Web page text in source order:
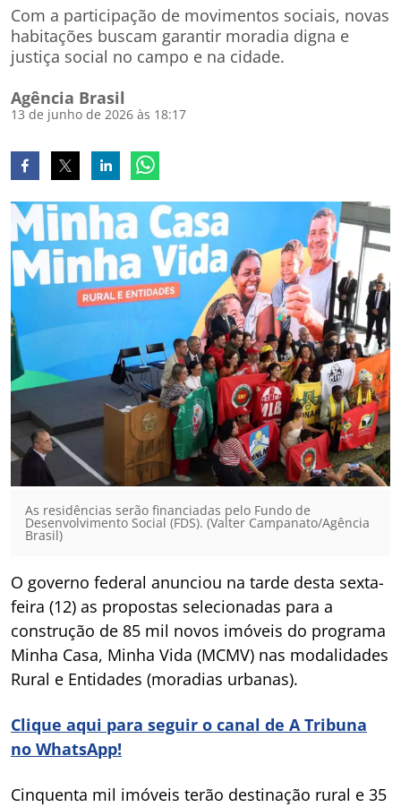
Com a participação de movimentos sociais, novas
habitações buscam garantir moradia digna e
justiça social no campo e na cidade.
Agência Brasil
13 de junho de 2026 às 18:17
As residências serão financiadas pelo Fundo de
Desenvolvimento Social (FDS). (Valter Campanato/Agência
Brasil)
O governo federal anunciou na tarde desta sexta-
feira (12) as propostas selecionadas para a
construção de 85 mil novos imóveis do programa
Minha Casa, Minha Vida (MCMV) nas modalidades
Rural e Entidades (moradias urbanas).
Clique aqui para seguir o canal de A Tribuna
no WhatsApp!
Cinquenta mil imóveis terão destinação rural e 35